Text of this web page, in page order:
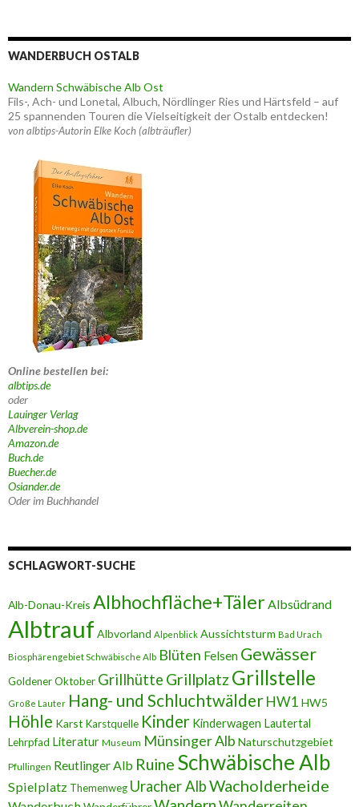
WANDERBUCH OSTALB
Wandern Schwäbische Alb Ost
Fils-, Ach- und Lonetal, Albuch, Nördlinger Ries und Härtsfeld – auf
25 spannenden Touren die Vielseitigkeit der Ostalb entdecken!
von albtips-Autorin Elke Koch (albträufler)
Online bestellen bei:
albtips.de
oder
Lauinger Verlag
Albverein-shop.de
Amazon.de
Buch.de
Buecher.de
Osiander.de
Oder im Buchhandel
SCHLAGWORT-SUCHE
Alb-Donau-Kreis Albhochfläche+Täler Albsüdrand
Albtrauf Albvorland Alpenblick Aussichtsturm Bad Urach
Biosphärengebiet Schwäbische Alb Blüten Felsen Gewässer
Goldener Oktober Grillhütte Grillplatz Grillstelle
Große Lauter Hang- und SchluchtwälderHW1 HW5
Höhle Karst Karstquelle Kinder Kinderwagen Lautertal
Lehrpfad Literatur Museum Münsinger Alb Naturschutzgebiet
Pfullingen Reutlinger Alb Ruine Schwäbische Alb
Spielplatz Themenweg Uracher AlbWacholderheide